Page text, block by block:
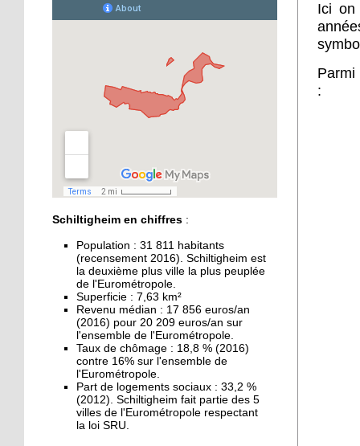
Grand déstockage chez
30 septembre 2019
Hélène Hollederer, de
LREM, en campagne
30 septembre 2019
Accident à Schiltigheim :
une cycliste tuée
27 septembre 2019
Handball : Schiltigheim
affronte Sélestat pour la
suprématie régionale
27 septembre 2019
Pas de protection
fonctionnelle pour
l’ancien maire Kutner
27 septembre 2019
Schiltigheim en chiffres :
Population : 31 811 habitants
(recensement 2016). Schiltigheim est
la deuxième plus ville la plus peuplée
de l'Eurométropole.
Superficie : 7,63 km²
Revenu médian : 17 856 euros/an
(2016) pour 20 209 euros/an sur
l'ensemble de l'Eurométropole.
Taux de chômage : 18,8 % (2016)
contre 16% sur l'ensemble de
l'Eurométropole.
Part de logements sociaux : 33,2 %
(2012). Schiltigheim fait partie des 5
villes de l'Eurométropole respectant
la loi SRU.
Ici on
: